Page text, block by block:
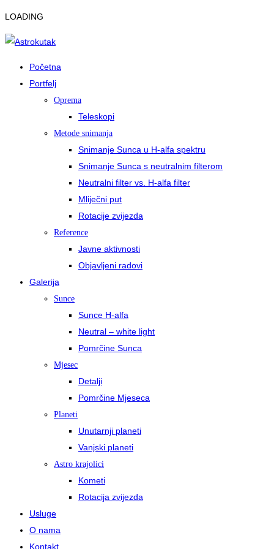
LOADING
Početna
Portfelj
Oprema
Teleskopi
Metode snimanja
Snimanje Sunca u H-alfa spektru
Snimanje Sunca s neutralnim filterom
Neutralni filter vs. H-alfa filter
Mliječni put
Rotacije zvijezda
Reference
Javne aktivnosti
Objavljeni radovi
Galerija
Sunce
Sunce H-alfa
Neutral – white light
Pomrčine Sunca
Mjesec
Detalji
Pomrčine Mjeseca
Planeti
Unutarnji planeti
Vanjski planeti
Astro krajolici
Kometi
Rotacija zvijezda
Usluge
O nama
Kontakt